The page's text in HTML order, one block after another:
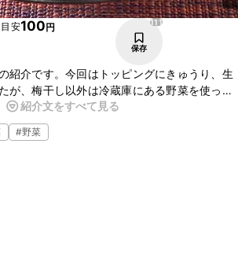
安100円
111
保存
紹介です。今回はトッピングにきゅうり、生
が、梅干し以外は冷蔵庫にある野菜を使って
。ウーロン茶は温かくしてもおいしいです
きますのでぜひお試しくださいね。
紹介文をすべて見る
#野菜